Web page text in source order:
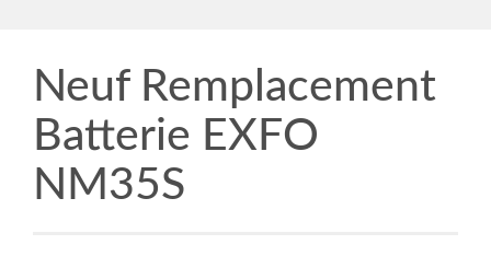
Neuf Remplacement
Batterie EXFO
NM35S